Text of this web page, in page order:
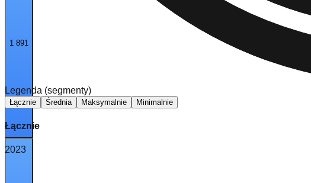
1 891
Legenda (segmenty)
Łącznie Średnia Maksymalnie Minimalnie
Łącznie
2023